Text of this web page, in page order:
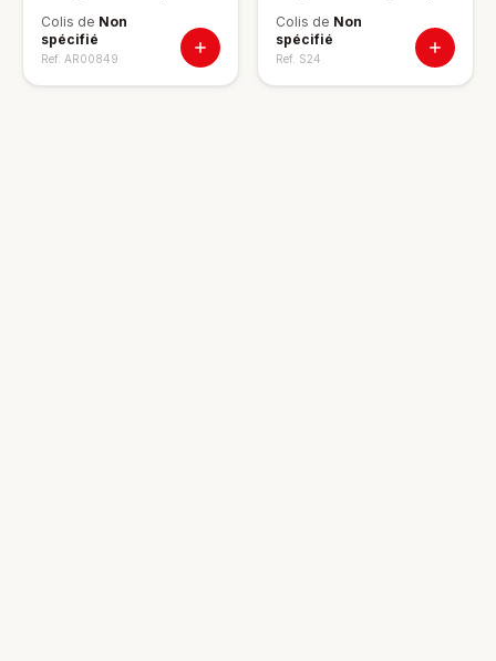
Colis de Non
spécifié
Ref. AR00849
Colis de Non
spécifié
Ref. S24